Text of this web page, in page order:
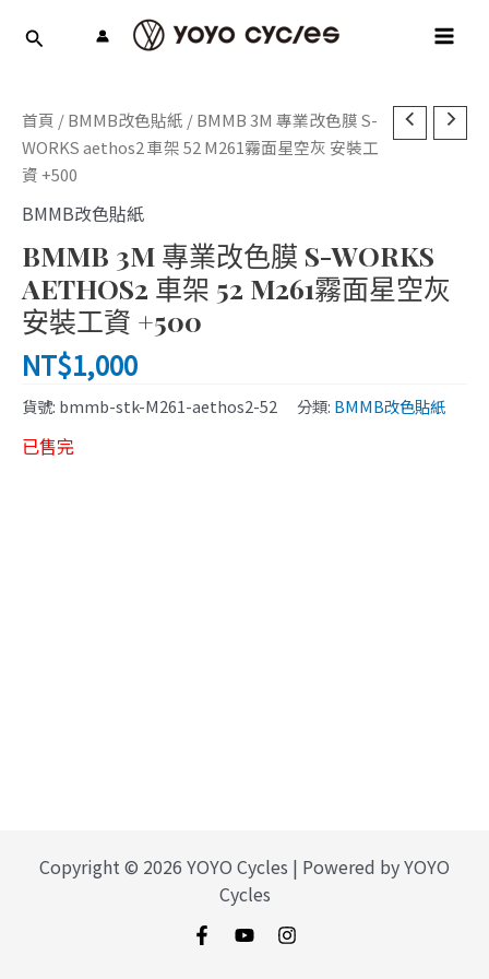
首頁 /BMMB改色貼紙 / BMMB 3M 專業改色膜 S-
WORKS aethos2 車架 52 M261霧面星空灰 安裝工
資 +500
BMMB改色貼紙
BMMB 3M 專業改色膜 S-WORKS
AETHOS2 車架 52 M261霧面星空灰
安裝工資 +500
NT$1,000
貨號: bmmb-stk-M261-aethos2-52 分類: BMMB改色貼紙
已售完
Copyright © 2026 YOYO Cycles | Powered by YOYO
Cycles